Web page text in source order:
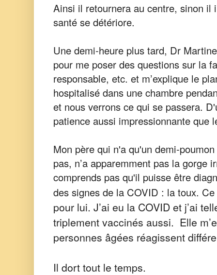
Ainsi il retournera au centre, sinon il
santé se détériore.
Une demi-heure plus tard, Dr
pour me poser des questions sur la
responsable, etc. et m’explique le
hospitalisé dans une chambre
et nous verrons ce qui se passera.
patience aussi impressionnante que
Mon père qui n'a qu'un demi-
pas, n’a apparemment pas la gorge
comprends pas qu'il puisse être
des signes de la COVID : la toux.
pour lui. J’ai eu la COVID et j’ai
triplement vaccinés aussi. Elle
personnes âgées réagissent
Il dort tout le temps.